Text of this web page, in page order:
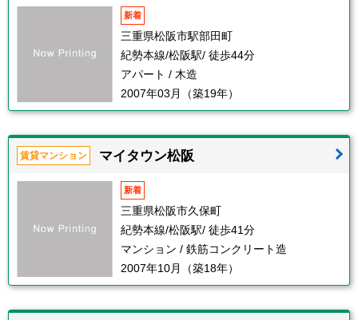
新着
三重県松阪市駅部田町
紀勢本線/松阪駅/ 徒歩44分
アパート / 木造
2007年03月（築19年）
賃貸マンション マイタウン松阪
新着
三重県松阪市久保町
紀勢本線/松阪駅/ 徒歩41分
マンション / 鉄筋コンクリート造
2007年10月（築18年）